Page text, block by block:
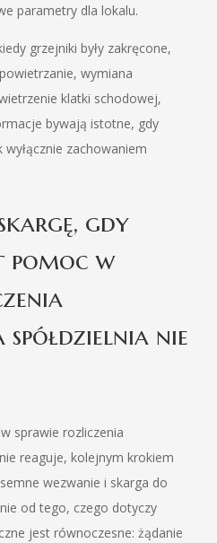
parametry dla lokalu.
grzejniki były zakręcone,
wymiana
klatki schodowej,
bywają istotne, gdy
wyłącznie zachowaniem
gdy
pomoc w
nie
sprawie rozliczenia
reaguje, kolejnym krokiem
wezwanie i skarga do
od tego, czego dotyczy
jest równoczesne: żądanie